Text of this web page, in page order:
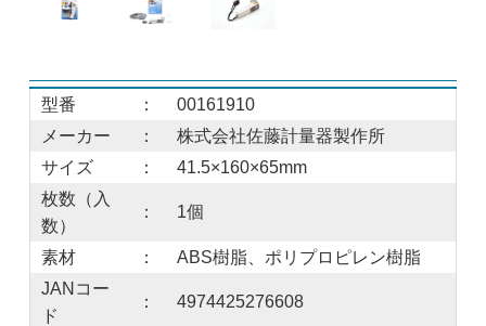
型番 ：
00161910
メーカー
：
株式会社佐藤計量器製作所
サイズ
：
41.5×160×65mm
枚数（入
数）
： 1個
素材 ：
ABS樹脂、ポリプロピレン樹脂
JANコー
ド
： 4974425276608